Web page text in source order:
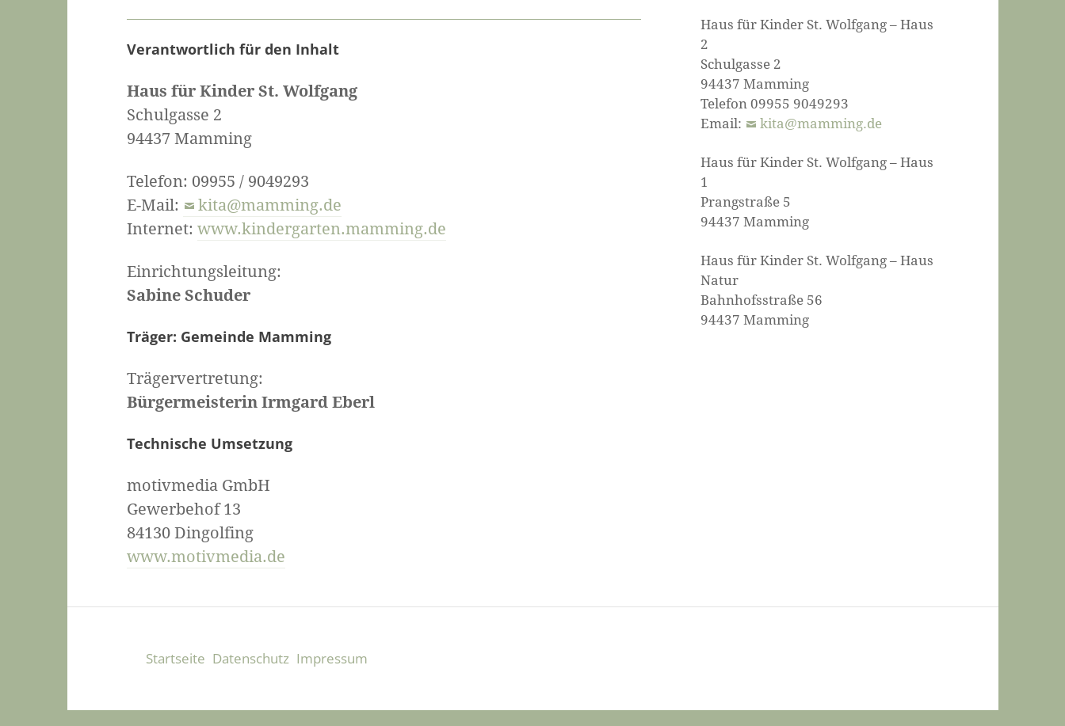
Verantwortlich für den Inhalt
Haus für Kinder St. Wolfgang
Schulgasse 2
94437 Mamming
Telefon: 09955 / 9049293
E-Mail:
kita@mamming.de
Internet: www.kindergarten.mamming.de
Einrichtungsleitung:
Sabine Schuder
Träger: Gemeinde Mamming
Trägervertretung:
Bürgermeisterin Irmgard Eberl
Technische Umsetzung
motivmedia GmbH
Gewerbehof 13
84130 Dingolfing
www.motivmedia.de
Haus für Kinder St. Wolfgang – Haus
2
Schulgasse 2
94437 Mamming
Telefon 09955 9049293
Email:
kita@mamming.de
Haus für Kinder St. Wolfgang – Haus
1
Prangstraße 5
94437 Mamming
Haus für Kinder St. Wolfgang – Haus
Natur
Bahnhofsstraße 56
94437 Mamming
Startseite Datenschutz Impressum